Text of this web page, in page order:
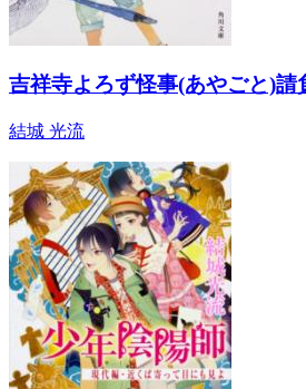
吉祥寺よろず怪事(あやごと)請
結城 光流